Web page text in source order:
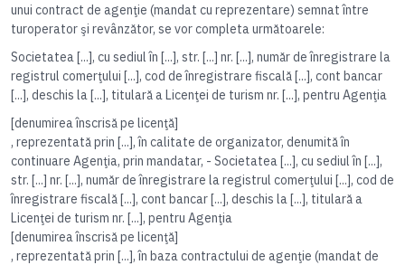
unui contract de agenţie (mandat cu reprezentare) semnat între
turoperator şi revânzător, se vor completa următoarele:
Societatea [...], cu sediul în [...], str. [...] nr. [...], număr de înregistrare la
registrul comerţului [...], cod de înregistrare fiscală [...], cont bancar
[...], deschis la [...], titulară a Licenţei de turism nr. [...], pentru Agenţia
[denumirea înscrisă pe licenţă]
, reprezentată prin [...], în calitate de organizator, denumită în
continuare Agenţia, prin mandatar, - Societatea [...], cu sediul în [...],
str. [...] nr. [...], număr de înregistrare la registrul comerţului [...], cod de
înregistrare fiscală [...], cont bancar [...], deschis la [...], titulară a
Licenţei de turism nr. [...], pentru Agenţia
[denumirea înscrisă pe licenţă]
, reprezentată prin [...], în baza contractului de agenţie (mandat de